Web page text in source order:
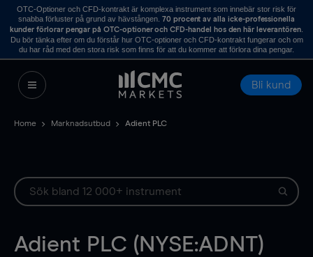
OTC-Optioner och CFD-kontrakt är komplexa instrument som innebär stor risk för
snabba förluster på grund av hävstången. 70 procent av alla icke-professionella
kunder förlorar pengar på OTC-optioner och CFD-handel hos den här leverantören.
Du bör tänka efter om du förstår hur OTC-optioner och CFD-kontrakt fungerar och om
du har råd med den stora risk som finns för att du kommer att förlora dina pengar.
Bli kund
Home Marknadsutbud Adient PLC
Adient PLC (NYSE:ADNT)